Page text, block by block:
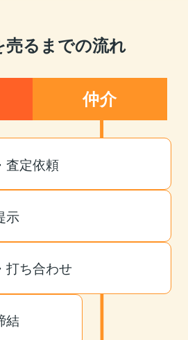
売るまでの流れ
仲介
査定依頼
示
打ち合わせ
結